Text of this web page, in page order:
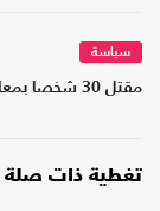
سياسة
مقتل 30 شخصا بمعارك بين الحوثيين والمقاومة في تعز
تغطية ذات صلة